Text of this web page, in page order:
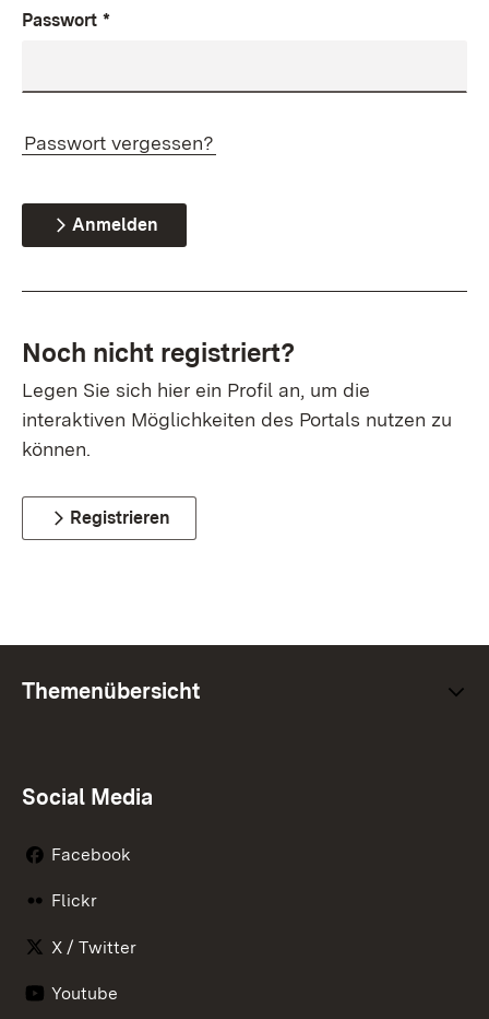
Passwort *
Passwort vergessen?
Anmelden
Noch nicht registriert?
Legen Sie sich hier ein Profil an, um die
interaktiven Möglichkeiten des Portals nutzen zu
können.
Registrieren
Themenübersicht
Social Media
Facebook
Flickr
X / Twitter
Youtube